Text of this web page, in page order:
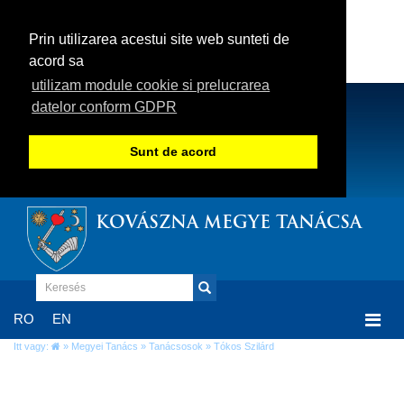
Prin utilizarea acestui site web sunteti de
acord sa
utilizam module cookie si prelucrarea
datelor conform GDPR
Sunt de acord
KOVÁSZNA MEGYE TANÁCSA
RO EN
Itt vagy: » Megyei Tanács » Tanácsosok » Tókos Szilárd